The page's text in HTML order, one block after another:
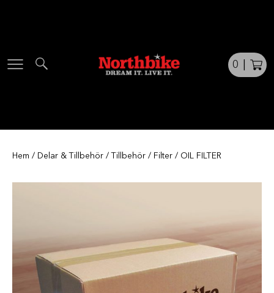
0
Hem / Delar & Tillbehör / Tillbehör / Filter / OIL FILTER